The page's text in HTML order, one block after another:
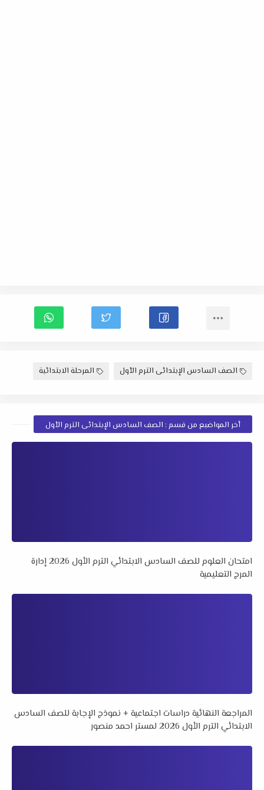
الصف السادس الإبتدائى الترم الأول المرحلة الابتدائية
أخر المواضيع من قسم : الصف السادس الإبتدائى الترم الأول
امتحان العلوم للصف السادس الابتدائي الترم الأول 2026 إدارة
المرج التعليمية
المراجعة النهائية دراسات اجتماعية + نموذج الإجابة للصف السادس
الابتدائي الترم الأول 2026 لمستر احمد منصور